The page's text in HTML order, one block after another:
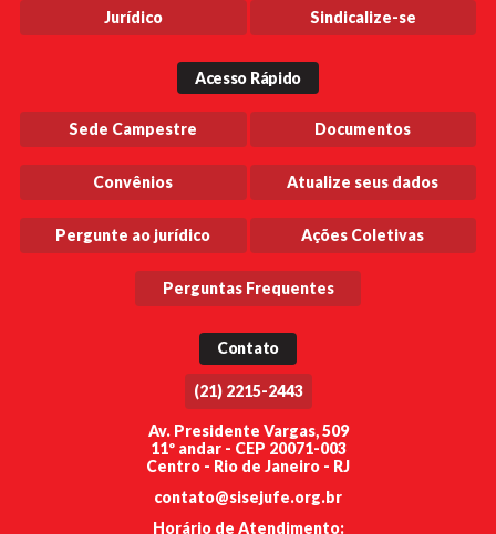
Jurídico Sindicalize-se
Acesso Rápido
Sede Campestre Documentos
Convênios Atualize seus dados
Pergunte ao jurídico Ações Coletivas
Perguntas Frequentes
Contato
(21) 2215-2443
Av. Presidente Vargas, 509
11º andar - CEP 20071-003
Centro - Rio de Janeiro - RJ
contato@sisejufe.org.br
Horário de Atendimento: